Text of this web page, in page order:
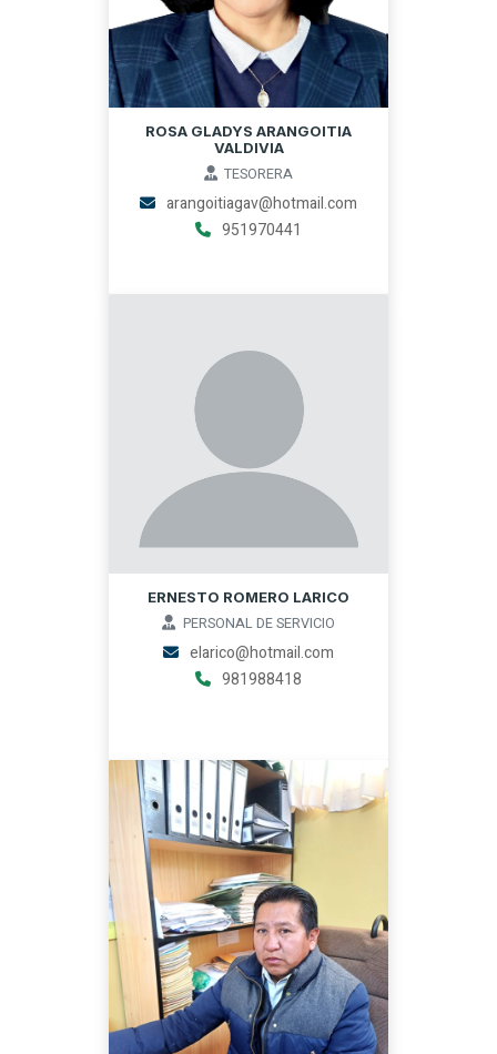
ROSA GLADYS ARANGOITIA
VALDIVIA
TESORERA
arangoitiagav@hotmail.com
951970441
ERNESTO ROMERO LARICO
PERSONAL DE SERVICIO
elarico@hotmail.com
981988418